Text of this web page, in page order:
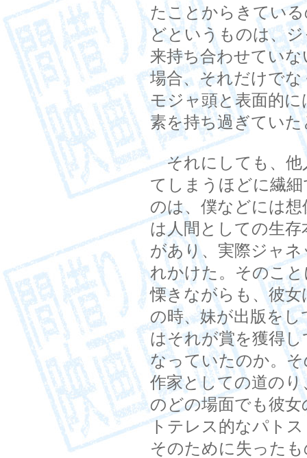
たことからきてい
どというものは、
来持ち合わせてい
場合、それだけで
モジャ頭と表面的
素を持ち過ぎてい
それにしても、他
てしまうほどに繊
のは、僕などには
は人間としての生
があり、実際ジャ
れかけた。そのこ
慄きながらも、彼
の時、妹が出版を
はそれが賞を獲得
なっていたのか。
作家としての道の
のどの場面でも彼
トテレス的なパト
そのために失った